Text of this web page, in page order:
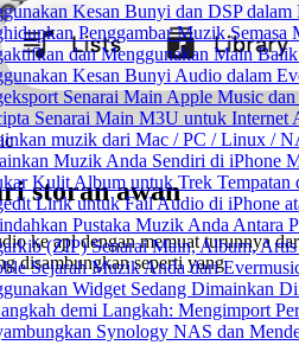
Kesan Bunyi dan DSP
Penggambar Muzik
dan Menggunakan Main
Kesan Bunyi Audio dalam
Senarai Main Apple Music
Senarai Main M3U untuk
muzik dari Mac / PC / Linux /
Muzik Anda Sendiri di iPhone
Kulit Album untuk Trek
Lirik untuk Fail Audio di iPhone
Pustaka Muzik Anda Antara
(ZIP) Senarai Main, Album,
Sejarah Muzik Anda dari
Widget Sedang Dimainkan
demi Langkah: Mengimport
Synology NAS dan
storan awan
ke apl dengan memuat turunnya
disambungkan seperti yang